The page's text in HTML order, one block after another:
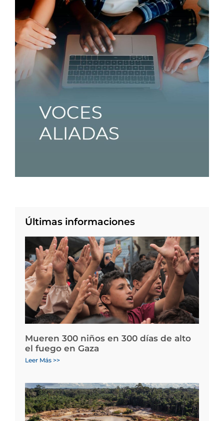
Últimas informaciones
Mueren 300 niños en 300 días de alto
el fuego en Gaza
Leer Más >>